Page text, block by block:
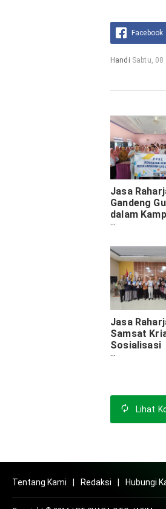
Facebook
Handi Sabtu, 08
Jasa
Gandeng
dalam
Sine
Jasa
Samsat
Sosialisasi
Program
Balongbendo
Lihat
Tentang Kami Redaksi Hubungi